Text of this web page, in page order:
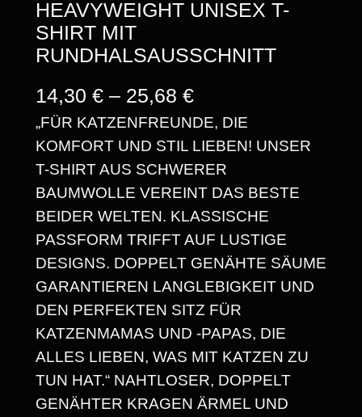
HEAVYWEIGHT UNISEX T-
SHIRT MIT
RUNDHALSAUSSCHNITT
14,30 € – 25,68 €P
R
E
I
S
S
P
A
N
N
E
„FÜR KATZENFREUNDE, DIE
KOMFORT UND STIL LIEBEN! UNSER
T-SHIRT AUS SCHWERER
BAUMWOLLE VEREINT DAS BESTE
BEIDER WELTEN. KLASSISCHE
PASSFORM TRIFFT AUF LUSTIGE
DESIGNS. DOPPELT GENÄHTE SÄUME
GARANTIEREN LANGLEBIGKEIT UND
DEN PERFEKTEN SITZ FÜR
KATZENMAMAS UND -PAPAS, DIE
ALLES LIEBEN, WAS MIT KATZEN ZU
TUN HAT.“ NAHTLOSER, DOPPELT
GENÄHTER KRAGEN ÄRMEL UND